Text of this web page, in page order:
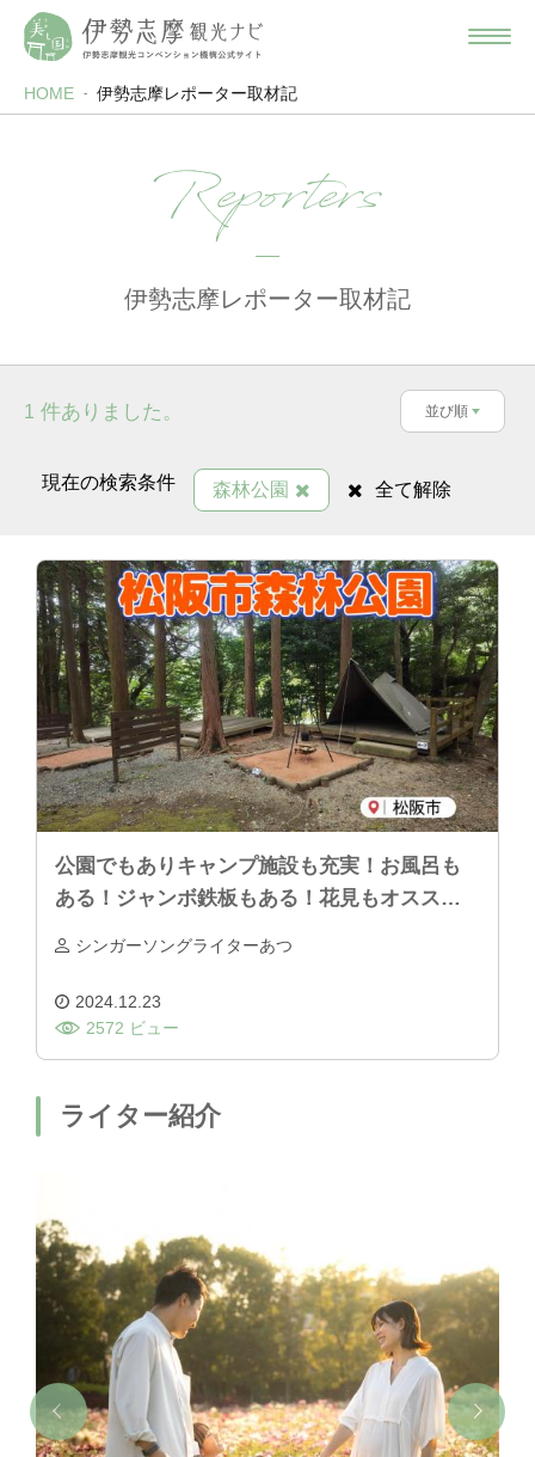
HOME 伊勢志摩レポーター取材記
Reporters
伊勢志摩レポーター取材記
1 件ありました。 並び順
現在の検索条件 森林公園 全て解除
公園でもありキャンプ施設も充実！お風呂も
ある！ジャンボ鉄板もある！花見もオススメ
シンガーソングライターあつ
2024.12.23
2572 ビュー
ライター紹介